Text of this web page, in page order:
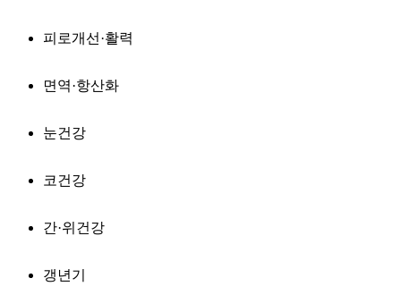
피로개선·활력
면역·항산화
눈건강
코건강
간·위건강
갱년기